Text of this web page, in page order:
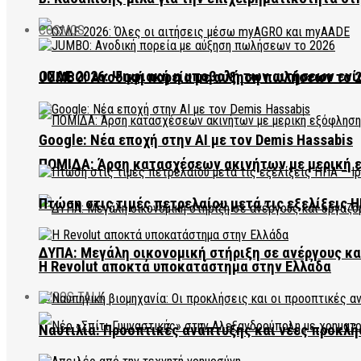
ΟΣΔΕ 2026: Ψηφιακή η υποβολή των αιτήσεων
ΠΟΜΙΔΑ: Άρση κατασχέσεων ακινήτων με μερική
ΔΥΠΑ: Μεγάλη οικονομική στήριξη σε ανέργους
EVROS TALK
COSMOS
JUMBO: Ανοδική πορεία με αύξηση πωλήσεων το
Google: Νέα εποχή στην AI με τον Demis Hassabis
Πτώση στις τιμές πετρελαίου μετά τις εξελίξεις
Η Revolut αποκτά υποκατάστημα στην Ελλάδα
Ναυτιλία: Προοπτικές ανάπτυξης και νέες